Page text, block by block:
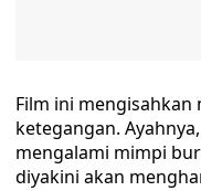
Film ini mengisahkan
ketegangan.
mengalami mimpi
diyakini akan